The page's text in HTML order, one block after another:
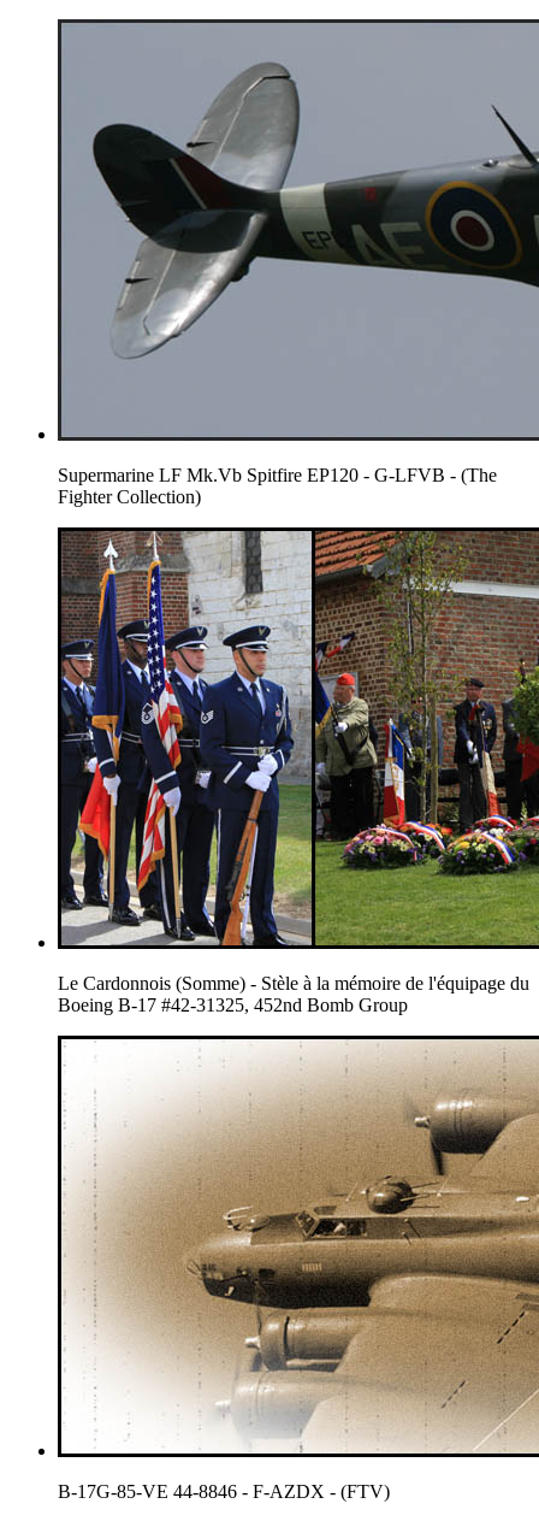
Supermarine LF Mk.Vb Spitfire EP120 - G-LFVB - (The
Fighter Collection)
Le Cardonnois (Somme) - Stèle à la mémoire de l'équipage du
Boeing B-17 #42-31325, 452nd Bomb Group
B-17G-85-VE 44-8846 - F-AZDX - (FTV)